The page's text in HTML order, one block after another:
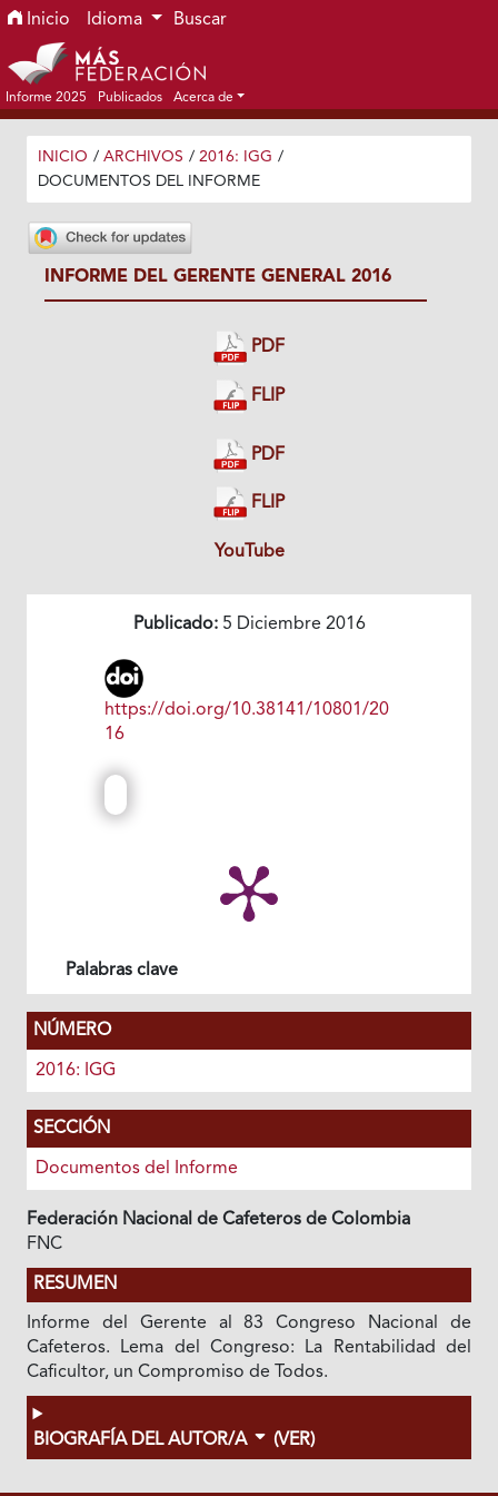
Ir al menú de navegación principal
Ir al contenido principal
Ir al pie de página del sitio
Inicio Idioma Buscar
Informe 2025 Publicados Acerca de
INICIO / ARCHIVOS / 2016: IGG /
DOCUMENTOS DEL INFORME
INFORME DEL GERENTE GENERAL 2016
PDF
FLIP
PDF
FLIP
YouTube
Publicado:5 Diciembre 2016
https://doi.org/10.38141/10801/20
16
Palabras clave
NÚMERO
2016: IGG
SECCIÓN
Documentos del Informe
Federación Nacional de Cafeteros de Colombia
FNC
RESUMEN
Informe del Gerente al 83 Congreso Nacional de
Cafeteros. Lema del Congreso: La Rentabilidad del
Caficultor, un Compromiso de Todos.
BIOGRAFÍA DEL AUTOR/A (VER)